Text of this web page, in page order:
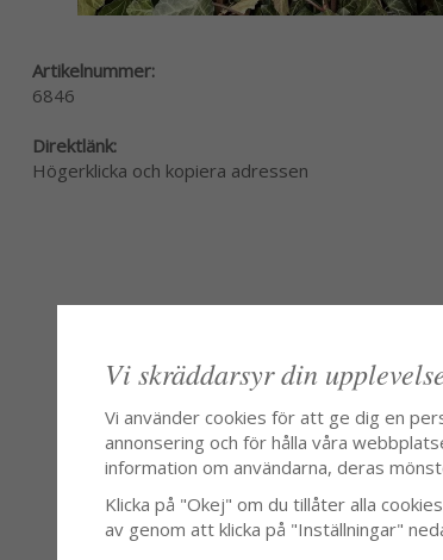
Artikelnummer:
6846
Direktlänk:
Högerklicka och kopiera adressen
Vi skräddarsyr din
Vi använder cookies för att ge dig en
annonsering och för hålla våra
information om användarna, deras
Klicka på "Okej" om du tillåter alla
av genom att klicka på "Inställningar"